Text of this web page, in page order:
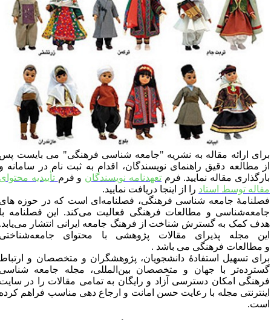
ارائه مقاله به نشریه"جامعه شناسی فرهنگی " می بایست پس
مطالعه دقیق راهنمای نویسندگان، اقدام به ثبت نام در سامانه و
مقاله نمایید. فرم تعهدنامه نویسندگانو فرم تأییدیه محتوای
توسط استاد را از اینجا دریافت نمایید.
جامعه شناسی فرهنگی، فصلنامه‌ای است که در حوزه های
و مطالعات فرهنگی فعالیت می‌‌کند. این فصلنامه با
کمک به گسترش شناخت از فرهنگ جامعه ایرانی انتشار می‌یابد.
مجله پذیرای مقالات پژوهشی با محتوای جامعه‌شناختی
مطالعات فرهنگی می باشد.
تسهیل استفادۀ دانشجویان، پژوهشگران و متخصصان و ارتباط
با جهان و متخصصان بین‌المللی، مجله جامعه شناسی
امکان دسترسی آزاد و رایگان به تمامی مقالات را در سایت
مجله با رعایت حسن امانت و ارجاع دهی مناسب فراهم کرده
.